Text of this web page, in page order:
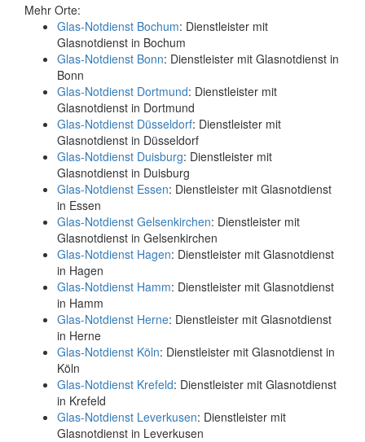
Mehr Orte:
Glas-Notdienst Bochum: Dienstleister mit
Glasnotdienst in Bochum
Glas-Notdienst Bonn: Dienstleister mit Glasnotdienst in
Bonn
Glas-Notdienst Dortmund: Dienstleister mit
Glasnotdienst in Dortmund
Glas-Notdienst Düsseldorf: Dienstleister mit
Glasnotdienst in Düsseldorf
Glas-Notdienst Duisburg: Dienstleister mit
Glasnotdienst in Duisburg
Glas-Notdienst Essen: Dienstleister mit Glasnotdienst
in Essen
Glas-Notdienst Gelsenkirchen: Dienstleister mit
Glasnotdienst in Gelsenkirchen
Glas-Notdienst Hagen: Dienstleister mit Glasnotdienst
in Hagen
Glas-Notdienst Hamm: Dienstleister mit Glasnotdienst
in Hamm
Glas-Notdienst Herne: Dienstleister mit Glasnotdienst
in Herne
Glas-Notdienst Köln: Dienstleister mit Glasnotdienst in
Köln
Glas-Notdienst Krefeld: Dienstleister mit Glasnotdienst
in Krefeld
Glas-Notdienst Leverkusen: Dienstleister mit
Glasnotdienst in Leverkusen